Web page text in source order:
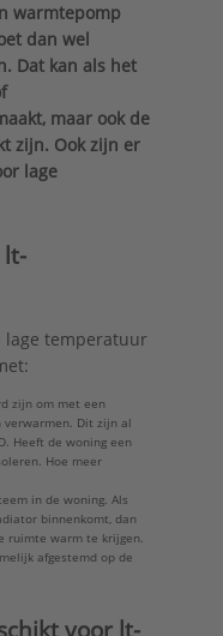
warmtepomp
dan wel
Dat kan als het
maar ook de
zijn. Ook zijn er
lage
lt-
lage temperatuur
zijn om met een
verwarmen. Dit zijn al
Heeft de woning een
Hoe meer
in de woning. Als
binnenkomt, dan
ruimte warm te krijgen.
afgestemd op de
voor lt-